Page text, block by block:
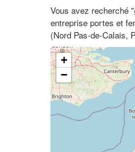
Vous avez recherché "
entreprise portes et
(Nord Pas-de-Calais,
+
−